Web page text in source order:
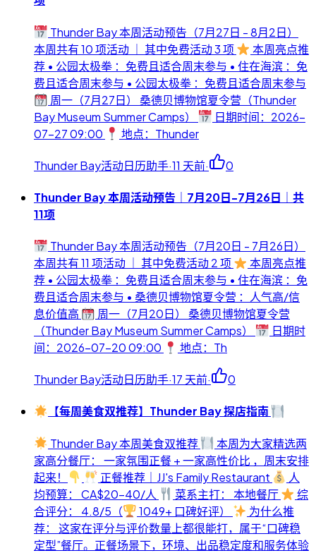
Thunder Bay 本周活动预告（7月27日 - 8月2日）
本周共有 10 项活动 ｜ 其中免费活动 3 项
本周亮点推
荐 • 公园太极拳 ：免费且适合周末参与 • 住在海滨 ：免
费且适合周末参与 • 公园太极拳 ：免费且适合周末参与
周一（7月27日） 桑德贝博物馆夏令营（Thunder
Bay Museum Summer Camps）
日期时间：2026-
07-27 09:00
地点：Thunder
Thunder Bay活动日历助手·11 天前· 0
Thunder Bay 本周活动预告｜7月20日-7月26日｜共
11项
Thunder Bay 本周活动预告（7月20日 - 7月26日）
本周共有 11 项活动 ｜ 其中免费活动 2 项
本周亮点推
荐 • 公园太极拳 ：免费且适合周末参与 • 住在海滨 ：免
费且适合周末参与 • 桑德贝博物馆夏令营 ：人气高/信
息价值高
周一（7月20日） 桑德贝博物馆夏令营
（Thunder Bay Museum Summer Camps）
日期时
间：2026-07-20 09:00
地点：Th
Thunder Bay活动日历助手·17 天前· 0
【每周美食双推荐】Thunder Bay 探店指南
Thunder Bay 本周美食双推荐
本周为大家精选两
家高分餐厅： 一家氛围正餐 + 一家高性价比 ，周末安排
起来！
正餐推荐｜JJ's Family Restaurant
人
均预算： CA$20-40/人
菜系主打： 本地餐厅
综
合评分： 4.8/5（
1049+ 口碑好评）
为什么推
荐： 这家在评分与评价数量上都很能打，属于“口碑稳
定型”餐厅。正餐场景下，环境、出品稳定度和服务体验